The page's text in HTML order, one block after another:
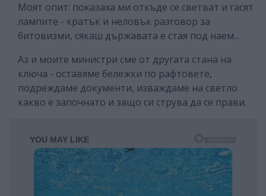
Моят опит: показаха ми откъде се светват и гасят
лампите - кратък и неловък разговор за
битовизми, сякаш държавата е стая под наем...
Аз и моите министри сме от другата стана на
ключа - оставяме бележки по рафтовете,
подреждаме документи, изваждаме на светло
какво е започнато и защо си струва да се прави.